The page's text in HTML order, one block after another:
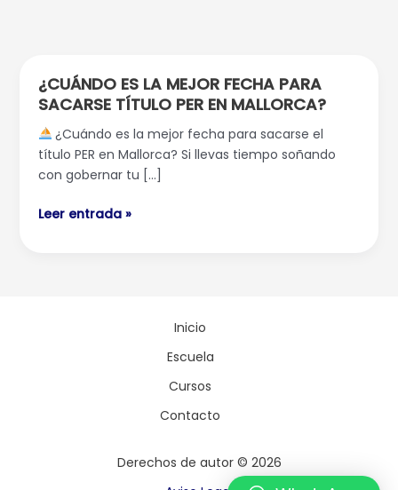
¿CUÁNDO ES LA MEJOR FECHA PARA
SACARSE TÍTULO PER EN MALLORCA?
¿Cuándo es la mejor fecha para sacarse el
título PER en Mallorca? Si llevas tiempo soñando
con gobernar tu […]
¿Cuándo
es
la
mejor
fecha
para
sacarse
Leer entrada »
Inicio
Escuela
Cursos
Contacto
Derechos de autor © 2026